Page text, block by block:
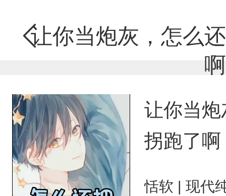
让你当炮灰，怎么
让你当
拐跑了啊
恬软 | 现代